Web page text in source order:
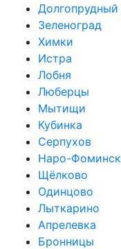
Долгопрудный
Зеленоград
Химки
Истра
Лобня
Люберцы
Мытищи
Кубинка
Серпухов
Наро-Фоминск
Щёлково
Одинцово
Лыткарино
Апрелевка
Бронницы